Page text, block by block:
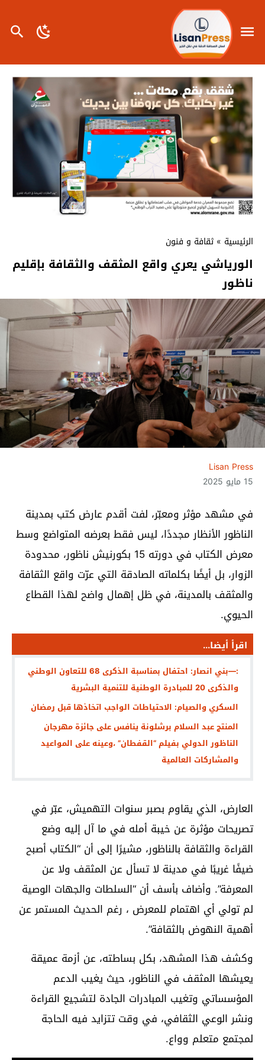
الرئيسية » ثقافة و فنون
الورياشي يعري واقع المثقف والثقافة بإقليم
ناظور
Lisan Press
15 مايو 2025
في مشهد مؤثر ومعبّر، لفت أقدم عارض كتب بمدينة
الناظور الأنظار مجددًا، ليس فقط بعرضه المتواضع وسط
معرض الكتاب في دورته 15 بكورنيش ناظور، محدودة
الزوار، بل أيضًا بكلماته الصادقة التي عرّت واقع الثقافة
والمثقف بالمدينة، في ظل إهمال واضح لهذا القطاع
الحيوي.
اقرأ أيضا...
:—بني انصار: احتفال بمناسبة الذكرى 68 للتعاون الوطني
والذكرى 20 للمبادرة الوطنية للتنمية البشرية
السكري والصيام: الاحتياطات الواجب اتخاذها قبل رمضان
المنتج عبد السلام برشلونة ينافس على جائزة مهرجان
الناظور الدولي بفيلم “القفطان” ،وعينه على المواعيد
والمشاركات العالمية
العارض، الذي يقاوم بصبر سنوات التهميش، عبّر في
تصريحات مؤثرة عن خيبة أمله في ما آل إليه وضع
القراءة والثقافة بالناظور، مشيرًا إلى أن “الكتاب أصبح
ضيفًا غريبًا في مدينة لا تسأل عن المثقف ولا عن
المعرفة”. وأضاف بأسف أن “السلطات والجهات الوصية
لم تولي أي اهتمام للمعرض ، رغم الحديث المستمر عن
أهمية النهوض بالثقافة”.
وكشف هذا المشهد، بكل بساطته، عن أزمة عميقة
يعيشها المثقف في الناظور، حيث يغيب الدعم
المؤسساتي وتغيب المبادرات الجادة لتشجيع القراءة
ونشر الوعي الثقافي، في وقت تتزايد فيه الحاجة
لمجتمع متعلم وواع.